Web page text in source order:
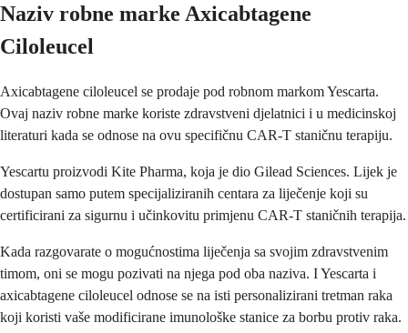
Naziv robne marke Axicabtagene
Ciloleucel
Axicabtagene ciloleucel se prodaje pod robnom markom Yescarta.
Ovaj naziv robne marke koriste zdravstveni djelatnici i u medicinskoj
literaturi kada se odnose na ovu specifičnu CAR-T staničnu terapiju.
Yescartu proizvodi Kite Pharma, koja je dio Gilead Sciences. Lijek je
dostupan samo putem specijaliziranih centara za liječenje koji su
certificirani za sigurnu i učinkovitu primjenu CAR-T staničnih terapija.
Kada razgovarate o mogućnostima liječenja sa svojim zdravstvenim
timom, oni se mogu pozivati na njega pod oba naziva. I Yescarta i
axicabtagene ciloleucel odnose se na isti personalizirani tretman raka
koji koristi vaše modificirane imunološke stanice za borbu protiv raka.